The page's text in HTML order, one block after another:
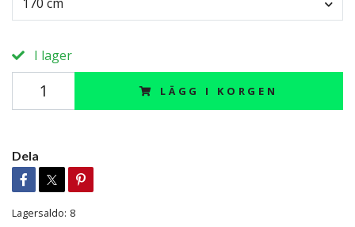
I lager
LÄGG I KORGEN
Dela
Lagersaldo: 8